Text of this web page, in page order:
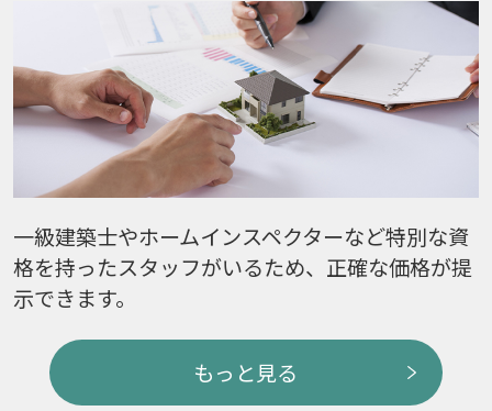
一級建築士やホームインスペクターなど特別な資
格を持ったスタッフがいるため、正確な価格が提
示できます。
もっと見る